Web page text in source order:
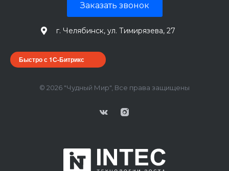
Заказать звонок
г. Челябинск, ул. Тимирязева, 27
Быстро с 1С-Битрикс
© 2026 "Чудный Мир", Все права защищены